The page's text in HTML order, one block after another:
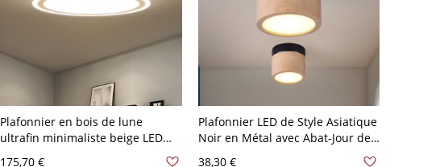
Plafonnier en bois de lune
ultrafin minimaliste beige LED
175,70 €
Plafonnier LED de Style Asiatique
Noir en Métal avec Abat-Jour de
38,30 €